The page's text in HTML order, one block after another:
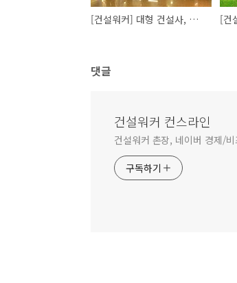
[건설워커] 대형 건설사, 하반기 신입 공채 스타트…현대·대우·포스코·대림 등
댓글
건설워커 컨스라인
건설워커 촌장, 네이버 경제/
구독하기